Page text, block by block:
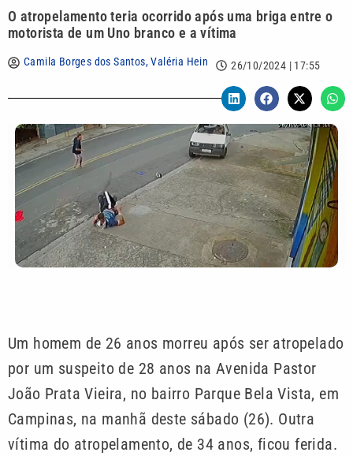
O atropelamento teria ocorrido após uma briga entre o
motorista de um Uno branco e a vítima
Camila Borges dos Santos,Valéria Hein 26/10/2024 | 17:55
Um homem de 26 anos morreu após ser atropelado
por um suspeito de 28 anos na Avenida Pastor
João Prata Vieira, no bairro Parque Bela Vista, em
Campinas, na manhã deste sábado (26). Outra
vítima do atropelamento, de 34 anos, ficou ferida.